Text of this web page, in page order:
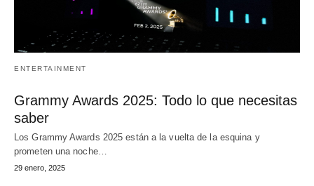
ENTERTAINMENT
Grammy Awards 2025: Todo lo que necesitas
saber
Los Grammy Awards 2025 están a la vuelta de la esquina y
prometen una noche…
29 enero, 2025